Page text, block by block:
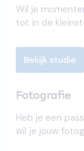
Wil je
tot in de
je niet alleen
ook hoe je
Ontdek hoe je
niveau tilt en
Pak die
Bekijk studie
Fotografie
Heb je een
wil je jouw